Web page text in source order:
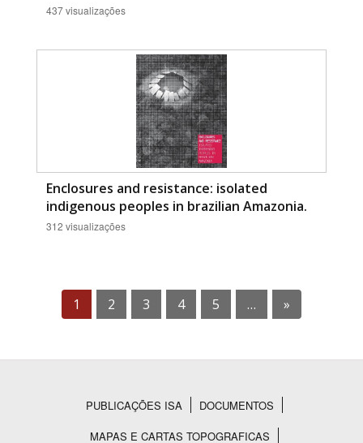
437 visualizações
Enclosures and resistance: isolated
indigenous peoples in brazilian Amazonia.
312 visualizações
1 2 3 4 5 … »
Rodapé
PUBLICAÇÕES ISA
DOCUMENTOS
MAPAS E CARTAS TOPOGRAFICAS